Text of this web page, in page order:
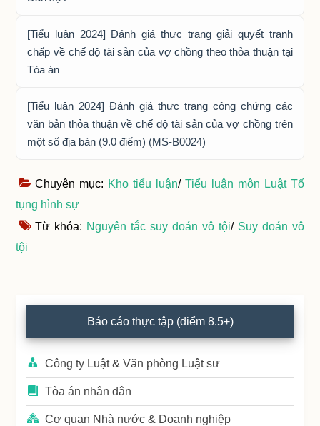
[Tiểu luận 2024] Đánh giá thực trạng giải quyết tranh
chấp về chế độ tài sản của vợ chồng theo thỏa thuận tại
Tòa án
[Tiểu luận 2024] Đánh giá thực trạng công chứng các
văn bản thỏa thuận về chế độ tài sản của vợ chồng trên
một số địa bàn (9.0 điểm) (MS-B0024)
Chuyên mục: Kho tiểu luận/ Tiểu luận môn Luật Tố
tụng hình sự
Từ khóa: Nguyên tắc suy đoán vô tội/ Suy đoán vô
tội
Primary
Sidebar
Báo cáo thực tập (điểm 8.5+)
Công ty Luật & Văn phòng Luật sư
Tòa án nhân dân
Cơ quan Nhà nước & Doanh nghiệp